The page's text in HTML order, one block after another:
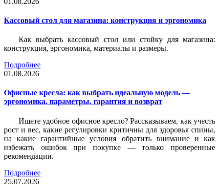
Кассовый стол для магазина: конструкция и эргономика
Как выбрать кассовый стол или стойку для магазина:
конструкция, эргономика, материалы и размеры.
Подробнее
01.08.2026
Офисные кресла: как выбрать идеальную модель —
эргономика, параметры, гарантия и возврат
Ищете удобное офисное кресло? Рассказываем, как учесть
рост и вес, какие регулировки критичны для здоровья спины,
на какие гарантийные условия обратить внимание и как
избежать ошибок при покупке — только проверенные
рекомендации.
Подробнее
25.07.2026